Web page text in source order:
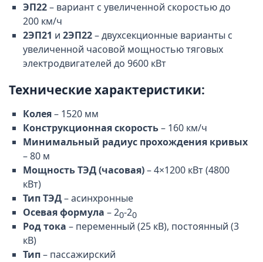
ЭП22– вариант с увеличенной скоростью до
200 км/ч
2ЭП21 и 2ЭП22– двухсекционные варианты с
увеличенной часовой мощностью тяговых
электродвигателей до 9600 кВт
Технические характеристики:
Колея– 1520 мм
Конструкционная скорость– 160 км/ч
Минимальный радиус прохождения кривых
– 80 м
Мощность ТЭД (часовая)– 4×1200 кВт (4800
кВт)
Тип ТЭД– асинхронные
Осевая формула – 20-20
Род тока – переменный (25 кВ), постоянный (3
кВ)
Тип– пассажирский